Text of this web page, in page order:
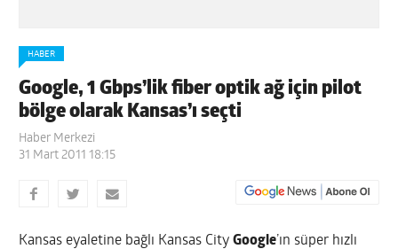
HABER
Google, 1 Gbps’lik fiber optik ağ için pilot
bölge olarak Kansas’ı seçti
Haber Merkezi
31 Mart 2011 18:15
Kansas eyaletine bağlı Kansas CityGoogle’ın süper hızlı